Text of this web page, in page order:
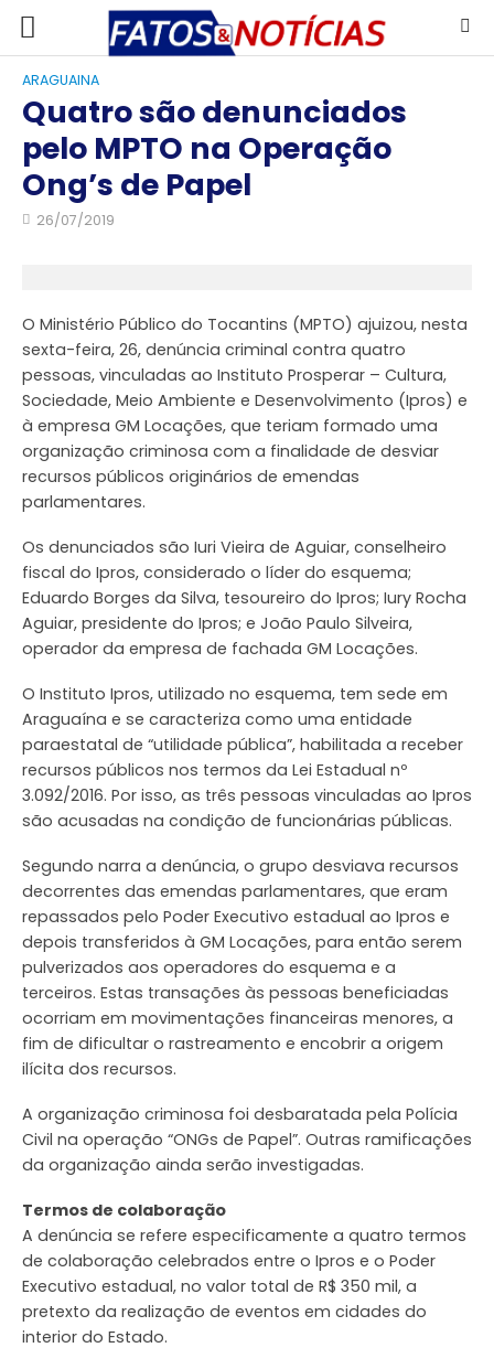
ARAGUAINA
Quatro são denunciados
pelo MPTO na Operação
Ong’s de Papel
26/07/2019
O Ministério Público do Tocantins (MPTO) ajuizou, nesta
sexta-feira, 26, denúncia criminal contra quatro
pessoas, vinculadas ao Instituto Prosperar – Cultura,
Sociedade, Meio Ambiente e Desenvolvimento (Ipros) e
à empresa GM Locações, que teriam formado uma
organização criminosa com a finalidade de desviar
recursos públicos originários de emendas
parlamentares.
Os denunciados são Iuri Vieira de Aguiar, conselheiro
fiscal do Ipros, considerado o líder do esquema;
Eduardo Borges da Silva, tesoureiro do Ipros; Iury Rocha
Aguiar, presidente do Ipros; e João Paulo Silveira,
operador da empresa de fachada GM Locações.
O Instituto Ipros, utilizado no esquema, tem sede em
Araguaína e se caracteriza como uma entidade
paraestatal de “utilidade pública”, habilitada a receber
recursos públicos nos termos da Lei Estadual nº
3.092/2016. Por isso, as três pessoas vinculadas ao Ipros
são acusadas na condição de funcionárias públicas.
Segundo narra a denúncia, o grupo desviava recursos
decorrentes das emendas parlamentares, que eram
repassados pelo Poder Executivo estadual ao Ipros e
depois transferidos à GM Locações, para então serem
pulverizados aos operadores do esquema e a
terceiros. Estas transações às pessoas beneficiadas
ocorriam em movimentações financeiras menores, a
fim de dificultar o rastreamento e encobrir a origem
ilícita dos recursos.
A organização criminosa foi desbaratada pela Polícia
Civil na operação “ONGs de Papel”. Outras ramificações
da organização ainda serão investigadas.
Termos de colaboração
A denúncia se refere especificamente a quatro termos
de colaboração celebrados entre o Ipros e o Poder
Executivo estadual, no valor total de R$ 350 mil, a
pretexto da realização de eventos em cidades do
interior do Estado.